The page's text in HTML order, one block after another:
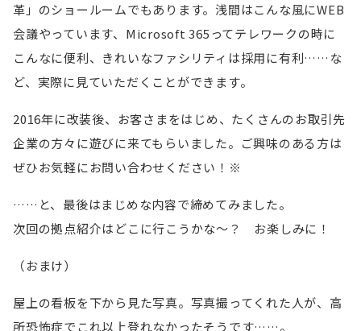
革」のショールームでもあります。浅間はこんな風にWEB
会議やっています、Microsoft 365ってテレワークの時に
こんなに便利、きれいなファシリティは採用に有利……な
ど、実際に見ていただくことができます。
2016年に改装後、お客さまをはじめ、たくさんのお取引先
企業の方々に遊びに来てもらいました。ご興味のある方は
ぜひお気軽にお問い合わせください！※
……と、最後はまじめな内容で締めてみました。
次回の拠点紹介はどこに行こうかな～？ お楽しみに！
（おまけ）
屋上の看板を下から見た写真。写真撮ってくれた人が、高
所恐怖症でこれ以上登れなかったそうです……。